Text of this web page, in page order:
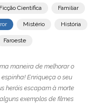
Ficção Científica Familiar
Mistério História
Faroeste
maneira de melhorar o
Enriqueça o seu
heróis escapam à morte
exemplos de filmes